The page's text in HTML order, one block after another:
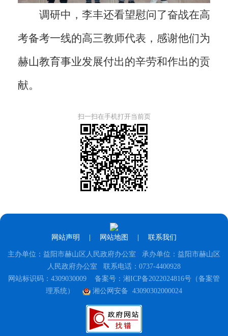
调研中，李丰还看望慰问了奋战在高
考备考一线的高三教师代表，感谢他们为
赫山教育事业发展付出的辛劳和作出的贡
献。
扫一扫在手机打开当前页
网站声明 网站地图 联系我们
主办单位：益阳市赫山区人民政府办公室 承办单位：益阳市赫山区
人民政府办公室 联系电话：0737-4400928
网站标识码：4309030009 备案号：湘ICP备2022024816号（备案管
理系统）
湘公网安备 43090302000024